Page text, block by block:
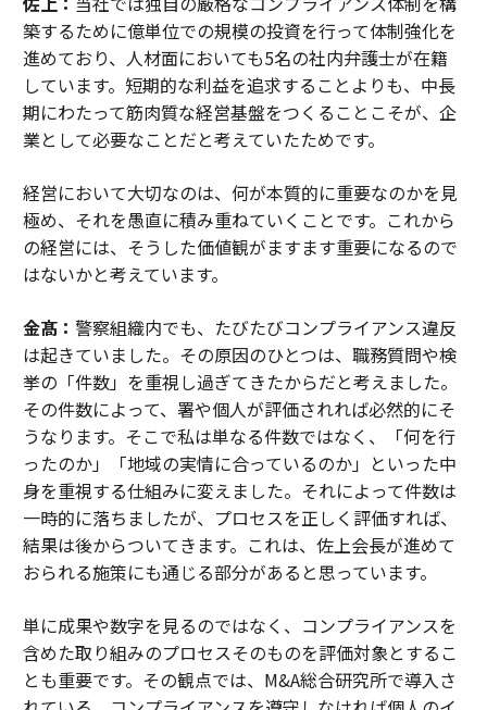
築するために億単位での規模の投資を行って体制強化を
進めており、人材面においても5名の社内弁護士が在籍
しています。短期的な利益を追求することよりも、中長
期にわたって筋肉質な経営基盤をつくることこそが、企
業として必要なことだと考えていたためです。
経営において大切なのは、何が本質的に重要なのかを見
極め、それを愚直に積み重ねていくことです。これから
の経営には、そうした価値観がますます重要になるので
はないかと考えています。
金髙： 警察組織内でも、たびたびコンプライアンス違反
は起きていました。その原因のひとつは、職務質問や検
挙の「件数」を重視し過ぎてきたからだと考えました。
その件数によって、署や個人が評価されれば必然的にそ
うなります。そこで私は単なる件数ではなく、「何を行
ったのか」「地域の実情に合っているのか」といった中
身を重視する仕組みに変えました。それによって件数は
一時的に落ちましたが、プロセスを正しく評価すれば、
結果は後からついてきます。これは、佐上会長が進めて
おられる施策にも通じる部分があると思っています。
単に成果や数字を見るのではなく、コンプライアンスを
含めた取り組みのプロセスそのものを評価対象とするこ
とも重要です。その観点では、M&A総合研究所で導入さ